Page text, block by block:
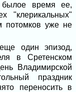
былое время ее,
"клерикальных"
потомков уже не
один эпизод,
в Сретенском
Владимирской
праздник
переносить в